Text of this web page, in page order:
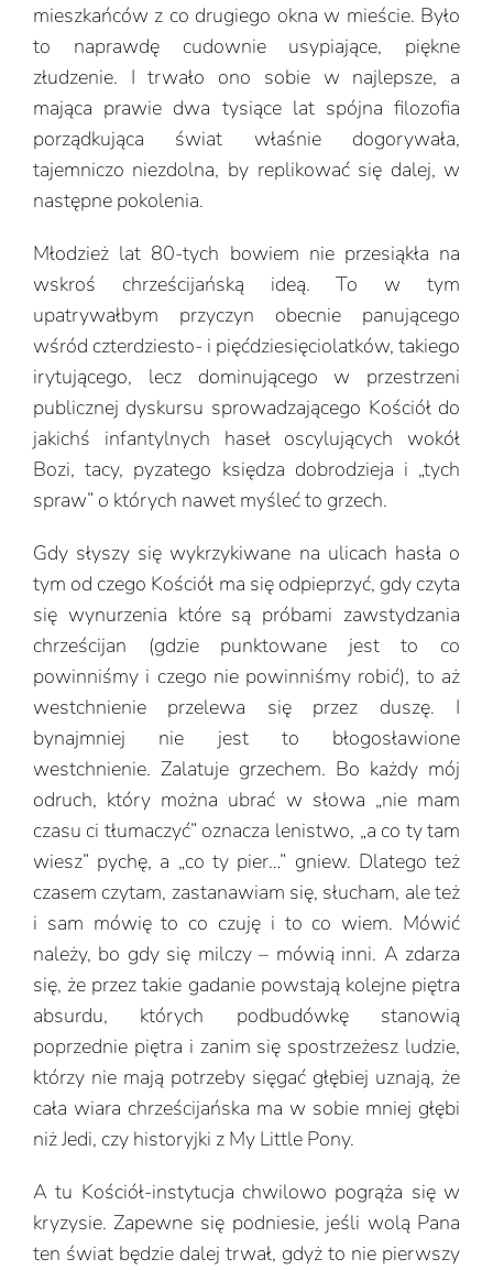
mieszkańców z co drugiego okna w mieście. Było
to naprawdę cudownie usypiające, piękne
złudzenie. I trwało ono sobie w najlepsze, a
mająca prawie dwa tysiące lat spójna filozofia
porządkująca świat właśnie dogorywała,
tajemniczo niezdolna, by replikować się dalej, w
następne pokolenia.
Młodzież lat 80-tych bowiem nie przesiąkła na
wskroś chrześcijańską ideą. To w tym
upatrywałbym przyczyn obecnie panującego
wśród czterdziesto- i pięćdziesięciolatków, takiego
irytującego, lecz dominującego w przestrzeni
publicznej dyskursu sprowadzającego Kościół do
jakichś infantylnych haseł oscylujących wokół
Bozi, tacy, pyzatego księdza dobrodzieja i „tych
spraw” o których nawet myśleć to grzech.
Gdy słyszy się wykrzykiwane na ulicach hasła o
tym od czego Kościół ma się odpieprzyć, gdy czyta
się wynurzenia które są próbami zawstydzania
chrześcijan (gdzie punktowane jest to co
powinniśmy i czego nie powinniśmy robić), to aż
westchnienie przelewa się przez duszę. I
bynajmniej nie jest to błogosławione
westchnienie. Zalatuje grzechem. Bo każdy mój
odruch, który można ubrać w słowa „nie mam
czasu ci tłumaczyć” oznacza lenistwo, „a co ty tam
wiesz” pychę, a „co ty pier…” gniew. Dlatego też
czasem czytam, zastanawiam się, słucham, ale też
i sam mówię to co czuję i to co wiem. Mówić
należy, bo gdy się milczy – mówią inni. A zdarza
się, że przez takie gadanie powstają kolejne piętra
absurdu, których podbudówkę stanowią
poprzednie piętra i zanim się spostrzeżesz ludzie,
którzy nie mają potrzeby sięgać głębiej uznają, że
cała wiara chrześcijańska ma w sobie mniej głębi
niż Jedi, czy historyjki z My Little Pony.
A tu Kościół-instytucja chwilowo pogrąża się w
kryzysie. Zapewne się podniesie, jeśli wolą Pana
ten świat będzie dalej trwał, gdyż to nie pierwszy